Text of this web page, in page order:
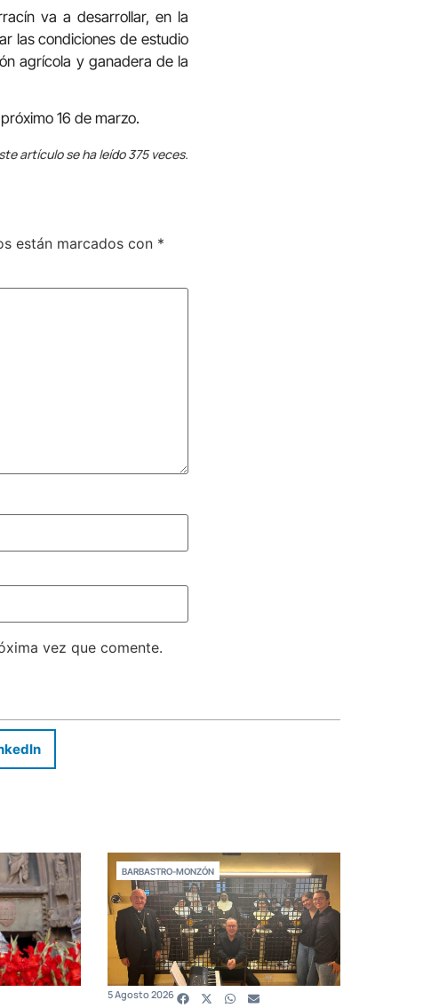
va a desarrollar, en la
las condiciones de estudio
agrícola y ganadera de la
16 de marzo.
artículo se ha leído 375 veces.
están marcados con *
vez que comente.
BARBASTRO-MONZÓN
5 Agosto 2026